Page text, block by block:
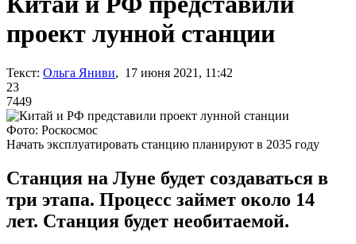
проект лунной станции
Текст: Ольга Яниви, 17 июня 2021, 11:42
23
7449
Фото: Роскосмос
Начать эксплуатировать станцию планируют в 2035 году
Станция на Луне будет создаваться в
три этапа. Процесс займет около 14
лет. Станция будет необитаемой.